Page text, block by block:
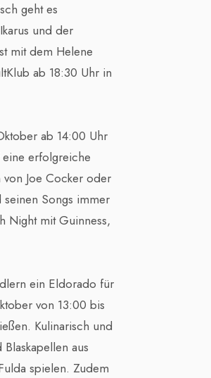
geht es
und der
mit dem Helene
ab 18:30 Uhr in
ab 14:00 Uhr
eine erfolgreiche
Joe Cocker oder
seinen Songs immer
Night mit Guinness,
ein Eldorado für
von 13:00 bis
Kulinarisch und
aus
spielen. Zudem